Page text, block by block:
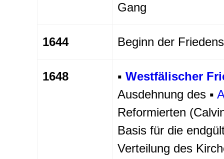
Gang
1644 Beginn der
1648 ▪ Westfälischer
Ausdehnung des ▪
Reformierten
Basis für die
Verteilung des